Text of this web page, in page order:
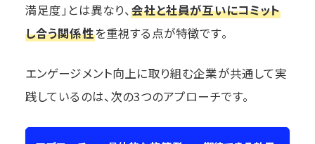
満足度」とは異なり、会社と社員が互いにコミット
し合う関係性を重視する点が特徴です。
エンゲージメント向上に取り組む企業が共通して実
践しているのは、次の3つのアプローチです。